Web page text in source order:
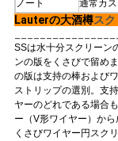
ノート 通常カス
Lauterの大酒樽スク
SSは水十分スクリーン
ンの版をくさびで留め
の版は支持の棒および
ストリップの選別。支
ヤーのどれである場合
ー（V形ワイヤー）から
くさびワイヤー円スク